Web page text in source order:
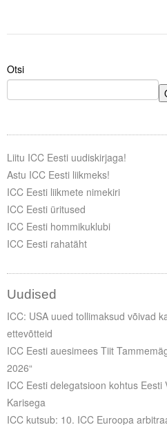
Otsi
Liitu ICC Eesti uudiskirjaga!
Astu ICC Eesti liikmeks!
ICC Eesti liikmete nimekiri
ICC Eesti üritused
ICC Eesti hommikuklubi
ICC Eesti rahatäht
Uudised
ICC: USA uued tollimaksud võivad
ettevõtteid
ICC Eesti auesimees Tiit
2026“
ICC Eesti delegatsioon kohtus Eesti
Karisega
ICC kutsub: 10. ICC Euroopa